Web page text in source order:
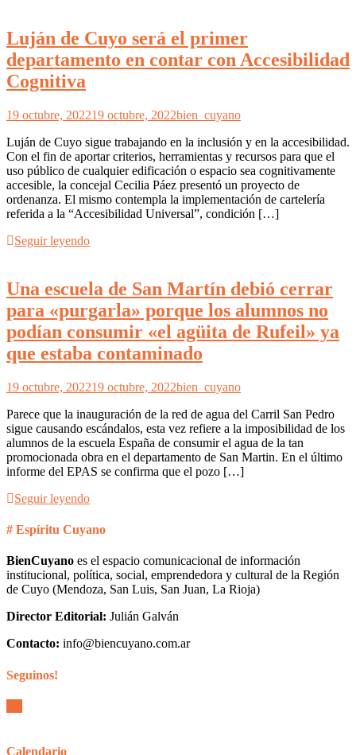
Luján de Cuyo será el primer
departamento en contar con Accesibilidad
Cognitiva
19 octubre, 202219 octubre, 2022bien_cuyano
Luján de Cuyo sigue trabajando en la inclusión y en la accesibilidad.
Con el fin de aportar criterios, herramientas y recursos para que el
uso público de cualquier edificación o espacio sea cognitivamente
accesible, la concejal Cecilia Páez presentó un proyecto de
ordenanza. El mismo contempla la implementación de cartelería
referida a la “Accesibilidad Universal”, condición […]
Seguir leyendo
Una escuela de San Martín debió cerrar
para «purgarla» porque los alumnos no
podían consumir «el agüita de Rufeil» ya
que estaba contaminado
19 octubre, 202219 octubre, 2022bien_cuyano
Parece que la inauguración de la red de agua del Carril San Pedro
sigue causando escándalos, esta vez refiere a la imposibilidad de los
alumnos de la escuela España de consumir el agua de la tan
promocionada obra en el departamento de San Martin. En el último
informe del EPAS se confirma que el pozo […]
Seguir leyendo
# Espíritu Cuyano
BienCuyano es el espacio comunicacional de información
institucional, política, social, emprendedora y cultural de la Región
de Cuyo (Mendoza, San Luis, San Juan, La Rioja)
Director Editorial: Julián Galván
Contacto: info@biencuyano.com.ar
Seguinos!
Calendario